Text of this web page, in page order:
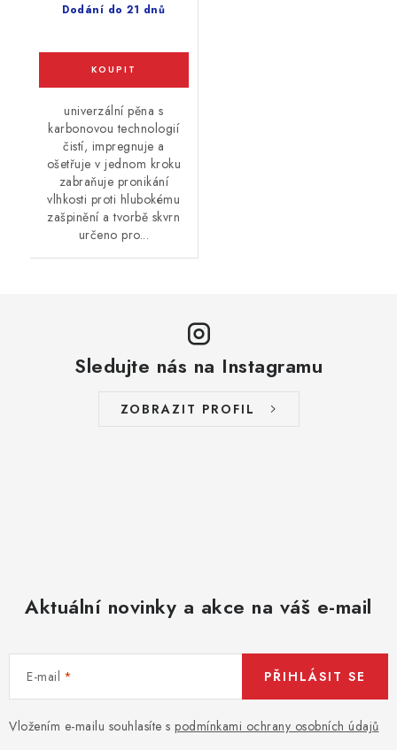
Dodání do 21 dnů
univerzální pěna s
karbonovou technologií
čistí, impregnuje a
ošetřuje v jednom kroku
zabraňuje pronikání
vlhkosti proti hlubokému
zašpinění a tvorbě skvrn
určeno pro...
Sledujte nás na Instagramu
ZOBRAZIT PROFIL
Aktuální novinky a akce na váš e-mail
E-mail
Vložením e-mailu souhlasíte s podmínkami ochrany osobních údajů
PŘIHLÁSIT SE